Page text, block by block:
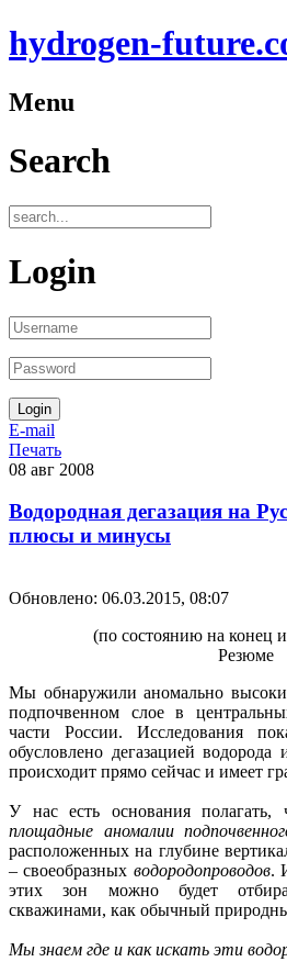
hydrogen-
Menu
Search
Login
E-mail
Печать
08 авг 2008
Водородная дегазация на
плюсы и минусы
Обновлено: 06.03.2015, 08:07
(по состоянию на конец
Резюме
Мы обнаружили аномально
подпочвенном слое в
части России. Исследования
обусловлено дегазацией водорода
происходит прямо сейчас и имеет
У нас есть основания полагать,
площадные аномалии
расположенных на глубине
– своеобразных водородопроводов.
этих зон можно будет
скважинами, как обычный
Мы знаем где и как искать эти